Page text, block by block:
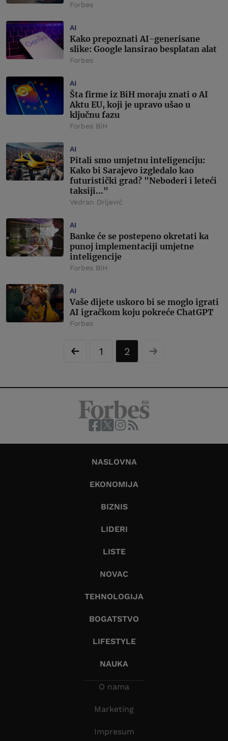
Forbes
AI
Kako prepoznati AI-generisane
slike: Google lansirao besplatan alat
Forbes
AI
Šta firme iz BiH moraju znati o AI
Aktu EU, koji je upravo ušao u
ključnu fazu
Forbes BiH
AI
Pitali smo umjetnu inteligenciju:
Kako bi Sarajevo izgledalo kao
futuristički grad? "Neboderi i leteći
taksiji..."
Vedran Drljević
AI
Banke će se postepeno okretati ka
punoj implementaciji umjetne
inteligencije
Forbes BiH
AI
Vaše dijete uskoro bi se moglo igrati
AI igračkom koju pokreće ChatGPT
Forbes
1 2
NASLOVNA
EKONOMIJA
BIZNIS
LIDERI
LISTE
NOVAC
TEHNOLOGIJA
BOGATSTVO
LIFESTYLE
NAUKA
O nama
Marketing
Impresum